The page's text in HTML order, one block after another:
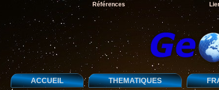
Références
ACCUEIL THEMATIQUES